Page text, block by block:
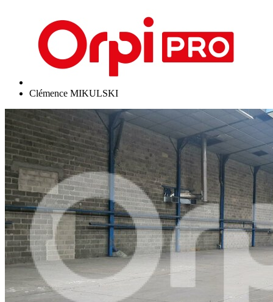
Clémence MIKULSKI